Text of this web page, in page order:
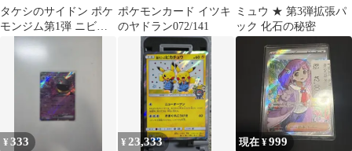
タケシのサイドン ポケ
モンジム第1弾 ニビシ
ティジム タケシ
ポケモンカード イツキ
のヤドラン072/141
ミュウ ★ 第3弾拡張パ
ック 化石の秘密
¥333 ¥ 23,333 現在 ¥999